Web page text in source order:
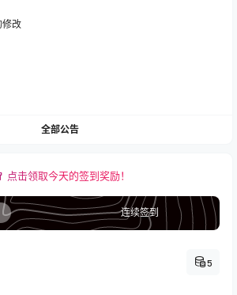
修改
全部公告
点击领取今天的签到奖励！
连续签到
5